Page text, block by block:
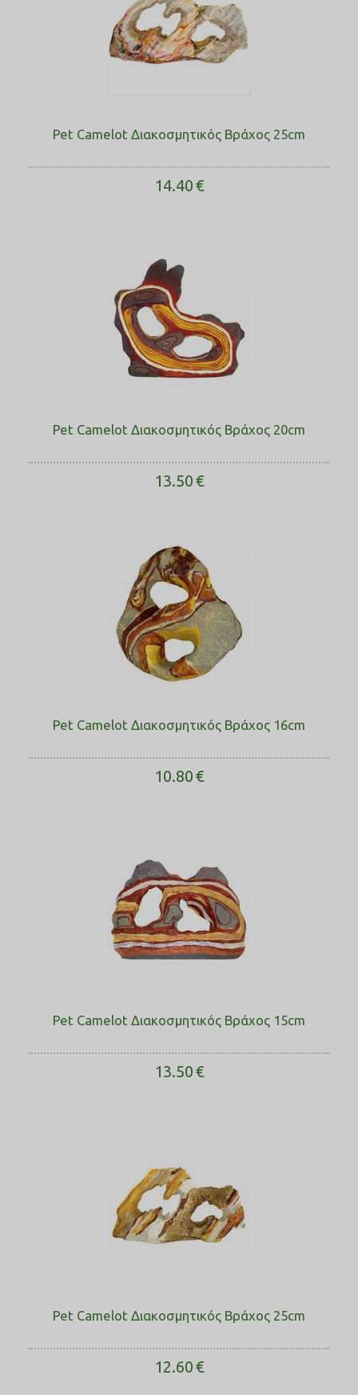
Pet Camelot Διακοσμητικός Βράχος 25cm
14.40€
Pet Camelot Διακοσμητικός Βράχος 20cm
13.50€
Pet Camelot Διακοσμητικός Βράχος 16cm
10.80€
Pet Camelot Διακοσμητικός Βράχος 15cm
13.50€
Pet Camelot Διακοσμητικός Βράχος 25cm
12.60€